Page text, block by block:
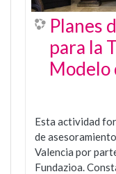
Planes
para la
Modelo
Esta actividad
de
Valencia por
Fundazioa.